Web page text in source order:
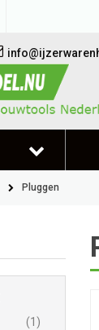
Pluggen
1
product